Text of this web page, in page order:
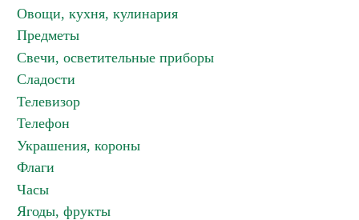
Овощи, кухня, кулинария
Предметы
Свечи, осветительные приборы
Сладости
Телевизор
Телефон
Украшения, короны
Флаги
Часы
Ягоды, фрукты